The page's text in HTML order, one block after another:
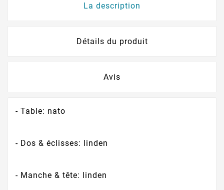
La description
Détails du produit
Avis
- Table: nato
- Dos & éclisses: linden
- Manche & tête: linden